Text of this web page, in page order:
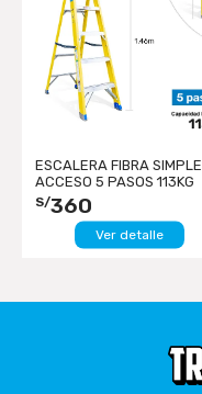
ESCALERA FIBRA SIMPLE
ACCESO 5 PASOS 113KG
1.53M FTS113-5I...
S/360
Ver detalle